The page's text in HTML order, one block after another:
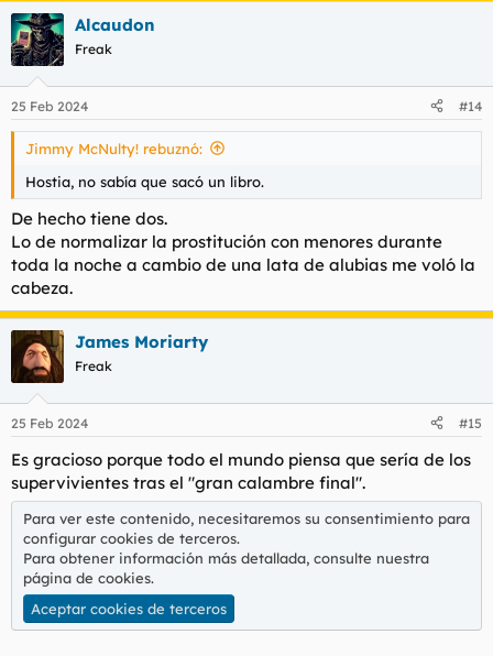
Alcaudon
Freak
25 Feb 2024 #14
Jimmy McNulty! rebuznó:
Hostia, no sabía que sacó un libro.
De hecho tiene dos.
Lo de normalizar la prostitución con menores durante
toda la noche a cambio de una lata de alubias me voló la
cabeza.
James Moriarty
Freak
25 Feb 2024 #15
Es gracioso porque todo el mundo piensa que sería de los
supervivientes tras el "gran calambre final".
Para ver este contenido, necesitaremos su consentimiento para
configurar cookies de terceros.
Para obtener información más detallada, consulte nuestra
página de cookies.
Aceptar cookies de terceros